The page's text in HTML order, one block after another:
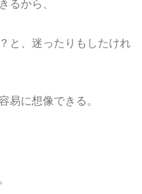
るから、
と、迷ったりもしたけれ
易に想像できる。